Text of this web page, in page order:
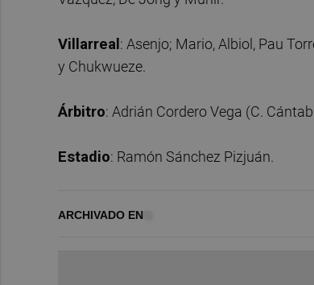
Villarreal: Asenjo; Mario, Albiol, Pau
y Chukwueze.
Árbitro: Adrián Cordero Vega (C.
Estadio: Ramón Sánchez Pizjuán.
ARCHIVADO EN